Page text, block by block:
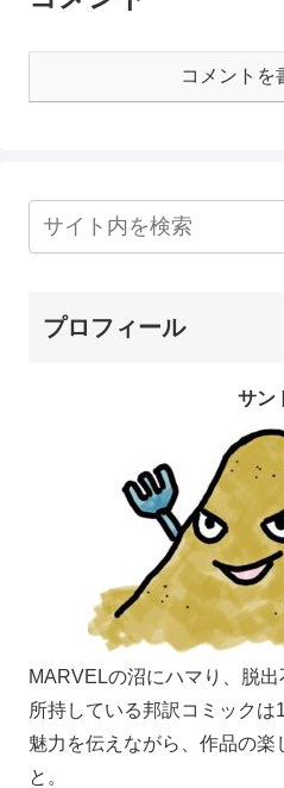
コメントを
プロフィール
サン
MARVELの沼にハマり、脱出
所持している邦訳コミックは
魅力を伝えながら、作品の
と。